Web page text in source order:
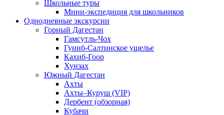
Школьные туры
Мини-экспедиция для школьников
Однодневные экскурсии
Горный Дагестан
Гамсутль-Чох
Гуниб-Салтинское ущелье
Кахиб-Гоор
Хунзах
Южный Дагестан
Ахты
Ахты–Куруш (VIP)
Дербент (обзорная)
Кубачи